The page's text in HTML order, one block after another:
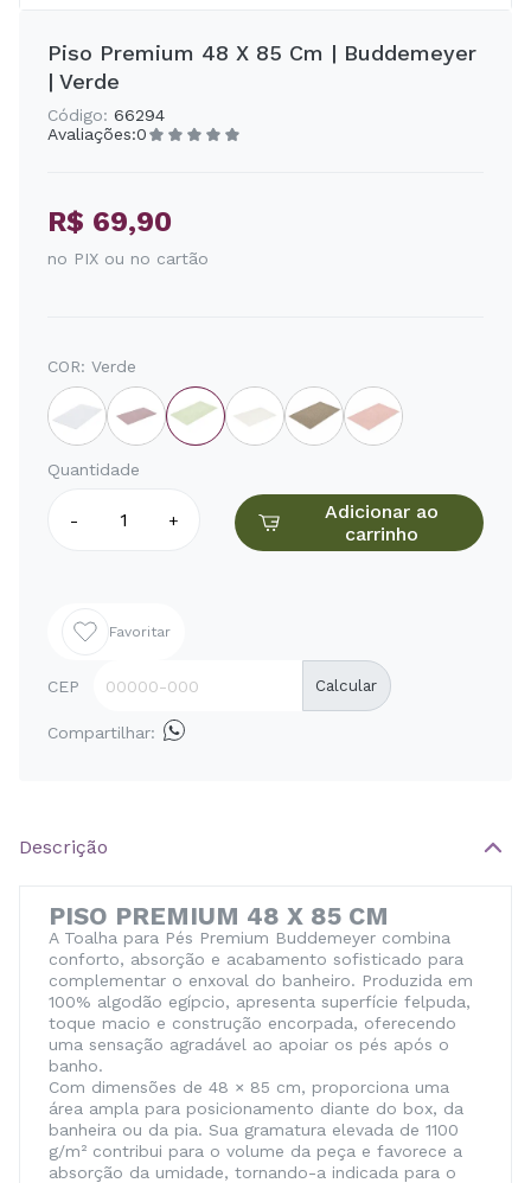
Piso Premium 48 X 85 Cm | Buddemeyer
| Verde
Código: 66294
Avaliações:0
R$ 69,90
no PIX ou no cartão
COR: Verde
Quantidade
- +
Adicionar ao
carrinho
Favoritar
CEP Calcular
Compartilhar:
Descrição
PISO PREMIUM 48 X 85 CM
A Toalha para Pés Premium Buddemeyer combina
conforto, absorção e acabamento sofisticado para
complementar o enxoval do banheiro. Produzida em
100% algodão egípcio, apresenta superfície felpuda,
toque macio e construção encorpada, oferecendo
uma sensação agradável ao apoiar os pés após o
banho.
Com dimensões de 48 × 85 cm, proporciona uma
área ampla para posicionamento diante do box, da
banheira ou da pia. Sua gramatura elevada de 1100
g/m² contribui para o volume da peça e favorece a
absorção da umidade, tornando-a indicada para o